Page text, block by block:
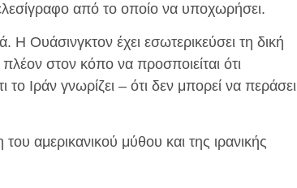
από το οποίο να υποχωρήσει.
Η Ουάσινγκτον έχει εσωτερικεύσει τη δική
στον κόπο να προσποιείται ότι
το Ιράν γνωρίζει – ότι δεν μπορεί να περάσει
αμερικανικού μύθου και της ιρανικής